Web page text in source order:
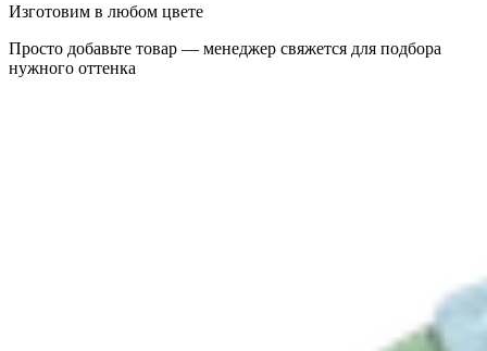
Изготовим в любом цвете
Просто добавьте товар — менеджер свяжется для подбора
нужного оттенка